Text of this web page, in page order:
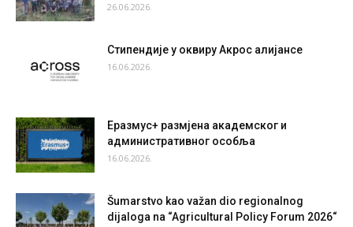
26.06.2026.
Стипендије у оквиру Акрос алијансе
16.06.2026.
Еразмус+ размјена академског и
административног особља
16.06.2026.
Šumarstvo kao važan dio regionalnog
dijaloga na “Agricultural Policy Forum 2026“